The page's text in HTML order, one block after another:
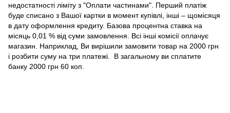
недостатності ліміту з "Оплати частинами". Перший платіж
буде списано з Вашої картки в момент купівлі, інші – щомісяця
в дату оформлення кредиту. Базова процентна ставка на
місяць 0,01 % від суми замовлення. Всі інші комісії оплачує
магазин. Наприклад, Ви вирішили замовити товар на 2000 грн
і розбити суму на три платежі. В загальному ви сплатите
банку 2000 грн 60 коп.